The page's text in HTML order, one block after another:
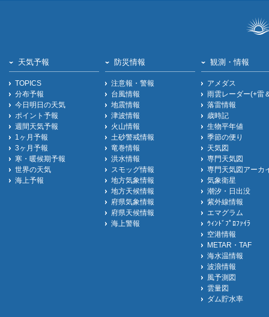
天気予報
TOPICS
分布予報
今日明日の天気
ポイント予報
週間天気予報
1ヶ月予報
3ヶ月予報
寒・暖候期予報
世界の天気
海上予報
防災情報
注意報・警報
台風情報
地震情報
津波情報
火山情報
土砂警戒情報
竜巻情報
洪水情報
スモッグ情報
地方気象情報
地方天候情報
府県気象情報
府県天候情報
海上警報
観測・情報
アメダス
雨雲レーダー(+雷
落雷情報
歳時記
生物平年値
季節の便り
天気図
専門天気図
専門天気図アーカ
気象衛星
潮汐・日出没
紫外線情報
エマグラム
ｳｨﾝﾄﾞﾌﾟﾛﾌｧｲﾗ
空港情報
METAR・TAF
海水温情報
波浪情報
風予測図
雲量図
ダム貯水率